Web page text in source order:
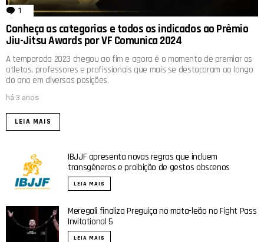
1 comentário
Conheça as categorias e todos os indicados ao Prêmio
Jiu-Jitsu Awards por VF Comunica 2024
A temporada 2023 chegou ao fim e agora é o momento de premiar os
atletas, professores e profissionais que mais se destacaram ao longo
do ano em diversas posições.
há 3 anos
LEIA MAIS
IBJJF apresenta novas regras que incluem
transgêneros e proibição de gestos obscenos
LEIA MAIS
Meregali finaliza Preguiça no mata-leão no Fight Pass
Invitational 5
LEIA MAIS